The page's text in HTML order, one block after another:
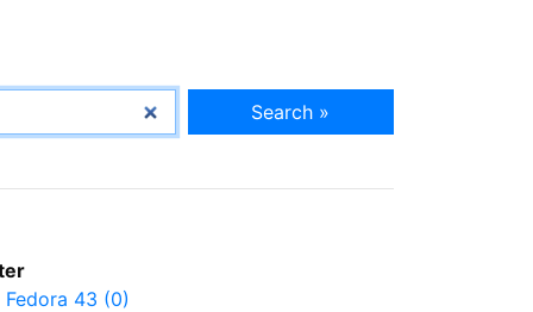
Search »
Fedora 43 (0)